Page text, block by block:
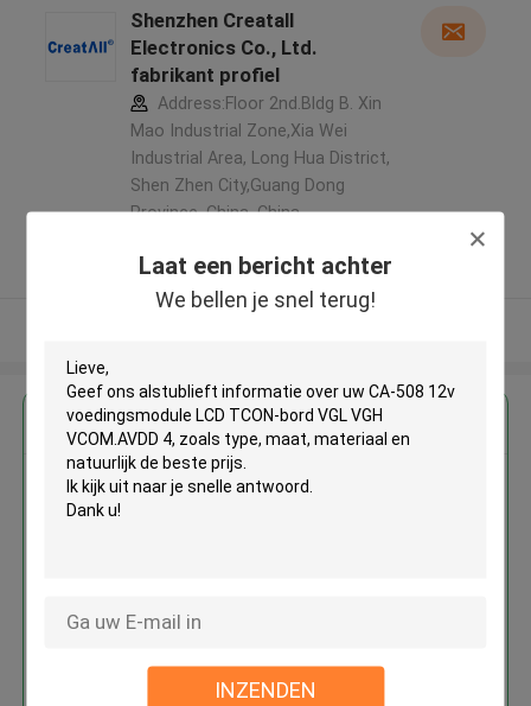
Laat een bericht achter
We bellen je snel terug!
INZENDEN
Shenzhen Creatall
Electronics Co., Ltd.
fabrikant profiel
Address:Floor 2nd.Bldg B. Xin
Mao Industrial Zone,Xia Wei
Industrial Area, Long Hua District,
Shen Zhen City,Guang Dong
Province. China ,China
Geverifieerde Leverancier
Krijg de beste prijs voor
CA-508 12v voedingsmodule
Doorgaan